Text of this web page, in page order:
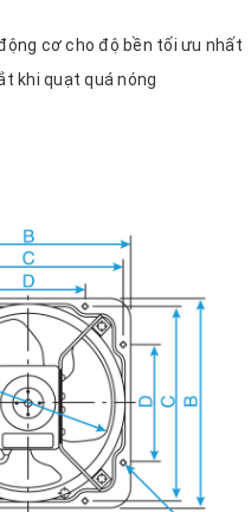
cơ cho độ bền tối ưu nhất
khi quạt quá nóng